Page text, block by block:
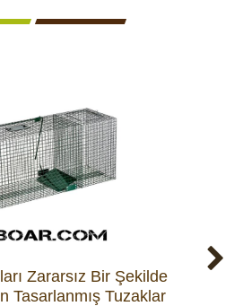
Zararsız Bir Şekilde
Tasarlanmış Tuzaklar